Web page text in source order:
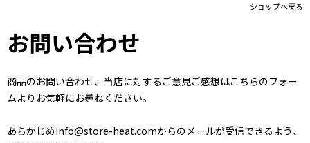
ショップへ戻る
お問い合わせ
商品のお問い合わせ、当店に対するご意見ご感想はこちらのフォー
ムよりお気軽にお尋ねください。
あらかじめinfo@store-heat.comからのメールが受信できるよう、